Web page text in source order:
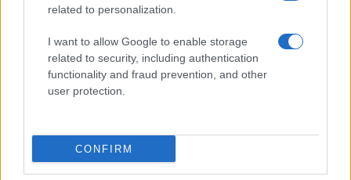
related to personalization.
I want to allow Google to enable storage
related to security, including authentication
functionality and fraud prevention, and other
user protection.
CONFIRM
πώληση συμμετοχής στο
Sofia South Ring Mall έναντι
49,35 εκατ. ευρώ
Δημητριάδη - Ο Γιάννης